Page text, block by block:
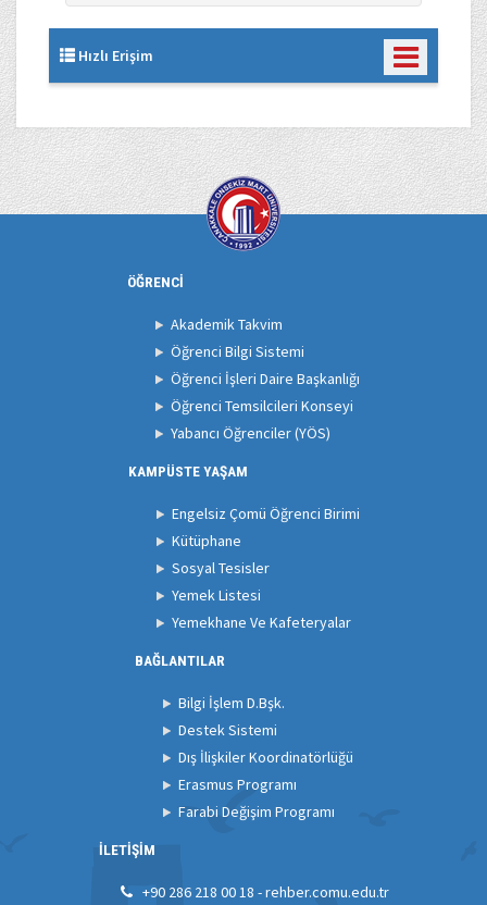
Hızlı Erişim
ÖĞRENCİ
Akademik Takvim
Öğrenci Bilgi Sistemi
Öğrenci İşleri Daire Başkanlığı
Öğrenci Temsilcileri Konseyi
Yabancı Öğrenciler (YÖS)
KAMPÜSTE YAŞAM
Engelsiz Çomü Öğrenci Birimi
Kütüphane
Sosyal Tesisler
Yemek Listesi
Yemekhane Ve Kafeteryalar
BAĞLANTILAR
Bilgi İşlem D.Bşk.
Destek Sistemi
Dış İlişkiler Koordinatörlüğü
Erasmus Programı
Farabi Değişim Programı
İLETİŞİM
+90 286 218 00 18 - rehber.comu.edu.tr